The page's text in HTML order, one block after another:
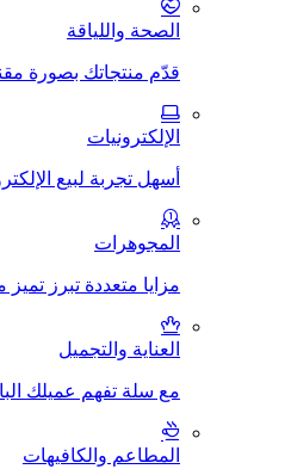
الصحة واللياقة
قدّم منتجاتك بصورة
الإلكترونيات
أسهل تجربة لبيع
المجوهرات
مزايا متعددة تبرز
العناية والتجميل
مع سلة تفهم عميلك
المطاعم والكافيهات